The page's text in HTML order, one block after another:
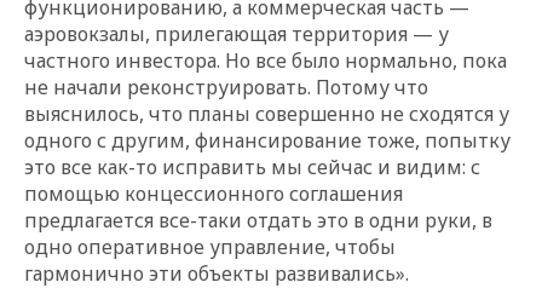
функционированию, а коммерческая часть —
аэровокзалы, прилегающая территория — у
частного инвестора. Но все было нормально, пока
не начали реконструировать. Потому что
выяснилось, что планы совершенно не сходятся у
одного с другим, финансирование тоже, попытку
это все как-то исправить мы сейчас и видим: с
помощью концессионного соглашения
предлагается все-таки отдать это в одни руки, в
одно оперативное управление, чтобы
гармонично эти объекты развивались».